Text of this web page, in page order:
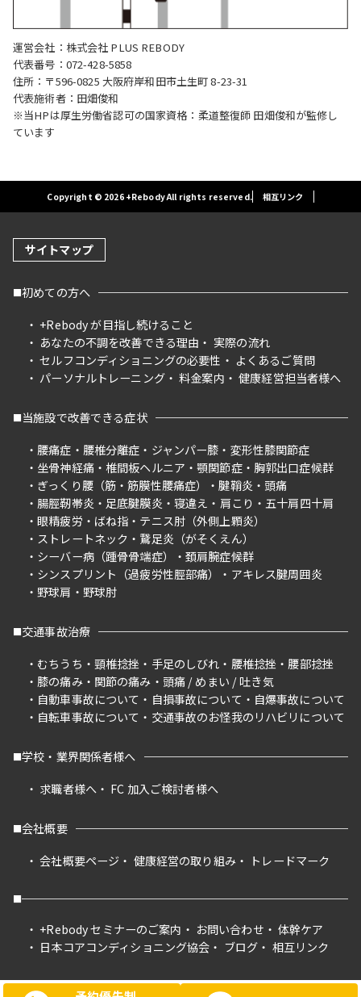
運営会社：株式会社 PLUS REBODY
代表番号：072-428-5858
住所：〒596-0825 大阪府岸和田市土生町 8-23-31
代表施術者：田畑俊和
※当HPは厚生労働省認可の国家資格：柔道整復師 田畑俊和が監修し
ています
Copyright © 2026 +Rebody All rights reserved. 相互リンク
サイトマップ
初めての方へ
+Rebody が目指し続けること
あなたの不調を改善できる理由
実際の流れ
セルフコンディショニングの必要性
よくあるご質問
パーソナルトレーニング
料金案内 健康経営担当者様へ
当施設で改善できる症状
腰痛症
腰椎分離症 ジャンパー膝
変形性膝関節症
坐骨神経痛
椎間板ヘルニア 顎関節症
胸郭出口症候群
ぎっくり腰（筋・筋膜性腰痛症）
腱鞘炎
頭痛
腸脛靭帯炎
足底腱膜炎 寝違え 肩こり
五十肩四十肩
眼精疲労
ばね指
テニス肘（外側上顆炎）
ストレートネック
鵞足炎（がそくえん）
シーバー病（踵骨骨端症）
頚肩腕症候群
シンスプリント（過疲労性脛部痛）
アキレス腱周囲炎
野球肩
野球肘
交通事故治療
むちうち
頸椎捻挫 手足のしびれ 腰椎捻挫
腰部捻挫
膝の痛み
関節の痛み
頭痛 / めまい / 吐き気
自動車事故について
自損事故について
自爆事故について
自転車事故について
交通事故のお怪我のリハビリについて
学校・業界関係者様へ
求職者様へ
FC 加入ご検討者様へ
会社概要
会社概要ページ
健康経営の取り組み トレードマーク
+Rebody セミナーのご案内 お問い合わせ
体幹ケア
日本コアコンディショニング協会
ブログ 相互リンク